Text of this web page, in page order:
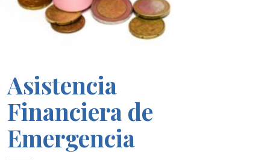
Asistencia
Financiera de
Emergencia